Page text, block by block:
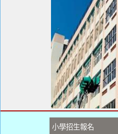
小學招生報名